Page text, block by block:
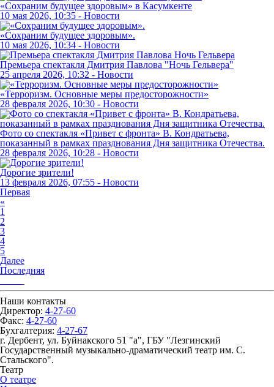
«Сохраним будущее здоровым» в Касумкенте
10 мая 2026, 10:35 - Новости
«Сохраним будущее здоровым».
10 мая 2026, 10:34 - Новости
Премьера спектакля Дмитрия Павлова "Ночь Гельвера"
25 апреля 2026, 10:32 - Новости
«Терроризм. Основные меры предосторожности»
28 февраля 2026, 10:30 - Новости
Фото со спектакля «Привет с фронта» В. Кондратьева,
показанный в рамках празднования Дня защитника Отечества.
28 февраля 2026, 10:28 - Новости
Дорогие зрители!
13 февраля 2026, 07:55 - Новости
Первая
«
1
2
3
4
5
Далее
Последняя
Наши контакты
Директор: 4-27-60
Факс: 4-27-60
Бухгалтерия: 4-27-67
г. Дербент, ул. Буйнакского 51 "а", ГБУ "Лезгинский
Государственный музыкально-драматический театр им. С.
Стальского".
Театр
О театре